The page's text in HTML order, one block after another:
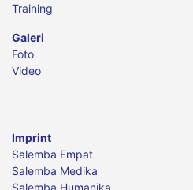
Training
Galeri
Foto
Video
Imprint
Salemba Empat
Salemba Medika
Salemba Humanika